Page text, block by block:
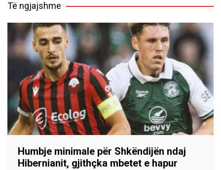
Të ngjajshme
Humbje minimale për Shkëndijën ndaj
Hibernianit, gjithçka mbetet e hapur